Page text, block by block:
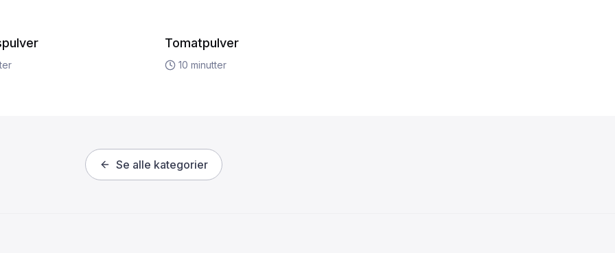
Tomatpulver
10 minutter
Se alle kategorier